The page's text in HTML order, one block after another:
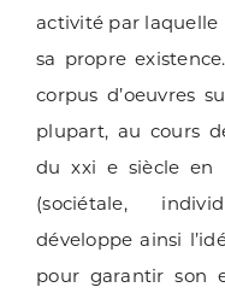
activité par laquelle
sa propre
corpus d’oeuvres
plupart, au cours
du xxi e siècle
(sociétale,
développe ainsi
pour garantir son